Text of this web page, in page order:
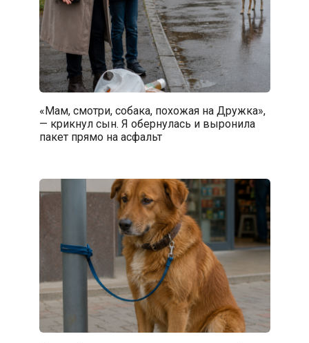
«Мам, смотри, собака, похожая на Дружка»,
— крикнул сын. Я обернулась и выронила
пакет прямо на асфальт